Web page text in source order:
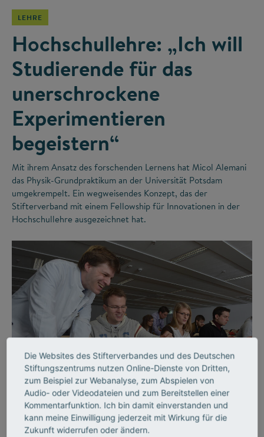
LEHRE
Hochschullehre: „Ich will
Studierende für das
unerschrockene
Experimentieren
begeistern“
Mit ihrem Ansatz des forschenden Lernens hat Micol Alemani
das Physik-Grundpraktikum an der Universität Potsdam
umgekrempelt. Ein wegweisendes Konzept, das der
Stifterverband mit einem Fellowship für Innovationen in der
Hochschullehre ausgezeichnet hat.
©
LEHRE
Lehrende, die begeistern
Die Websites des Stifterverbandes und des Deutschen
Stiftungszentrums nutzen Online-Dienste von Dritten,
zum Beispiel zur Webanalyse, zum Abspielen von
Audio- oder Videodateien und zum Bereitstellen einer
Kommentarfunktion. Ich bin damit einverstanden und
kann meine Einwilligung jederzeit mit Wirkung für die
Zukunft widerrufen oder ändern.